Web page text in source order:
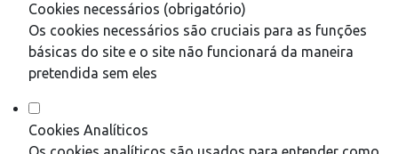
Cookies necessários (obrigatório)
Os cookies necessários são cruciais para as funções
básicas do site e o site não funcionará da maneira
pretendida sem eles
Cookies Analíticos